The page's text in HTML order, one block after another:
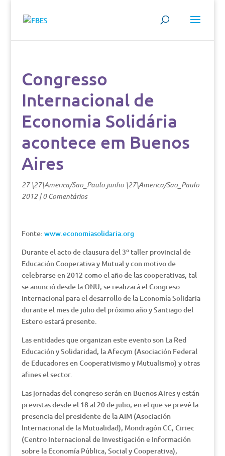
Congresso
Internacional de
Economia Solidária
acontece em Buenos
Aires
27 \27\America/Sao_Paulo junho \27\America/Sao_Paulo
2012|0 Comentários
Fonte: www.economiasolidaria.org
Durante el acto de clausura del 3º taller provincial de
Educación Cooperativa y Mutual y con motivo de
celebrarse en 2012 como el año de las cooperativas, tal
se anunció desde la ONU, se realizará el Congreso
Internacional para el desarrollo de la Economía Solidaria
durante el mes de julio del próximo año y Santiago del
Estero estará presente.
Las entidades que organizan este evento son La Red
Educación y Solidaridad, la Afecym (Asociación Federal
de Educadores en Cooperativismo y Mutualismo) y otras
afines el sector.
Las jornadas del congreso serán en Buenos Aires y están
previstas desde el 18 al 20 de julio, en el que se prevé la
presencia del presidente de la AIM (Asociación
Internacional de la Mutualidad), Mondragón CC, Ciriec
(Centro Internacional de Investigación e Información
sobre la Economía Pública, Social y Cooperativa),